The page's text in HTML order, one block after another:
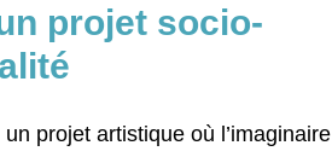
projet socio-
projet artistique où l’imaginaire